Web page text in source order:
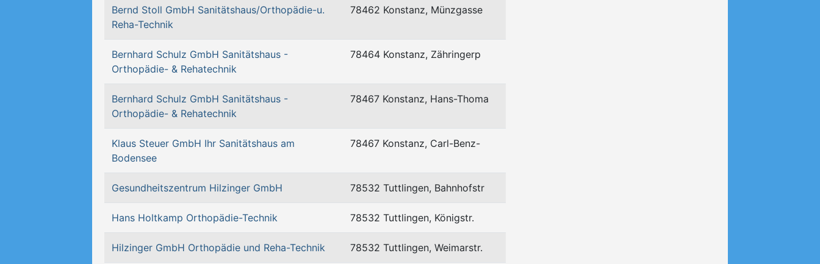
Bernd Stoll GmbH Sanitätshaus/Orthopädie-u.
Reha-Technik
78462 Konstanz, Münzgasse
Bernhard Schulz GmbH Sanitätshaus -
Orthopädie- & Rehatechnik
78464 Konstanz, Zähringerp
Bernhard Schulz GmbH Sanitätshaus -
Orthopädie- & Rehatechnik
78467 Konstanz, Hans-Thoma
Klaus Steuer GmbH Ihr Sanitätshaus am
Bodensee
78467 Konstanz, Carl-Benz-
Gesundheitszentrum Hilzinger GmbH 78532 Tuttlingen, Bahnhofstr
Hans Holtkamp Orthopädie-Technik 78532 Tuttlingen, Königstr.
Hilzinger GmbH Orthopädie und Reha-Technik 78532 Tuttlingen, Weimarstr.